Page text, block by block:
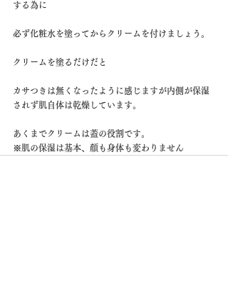
する為に
必ず化粧水を塗ってからクリームを付けましょう。
クリームを塗るだけだと
カサつきは無くなったように感じますが内側が保湿
されず肌自体は乾燥しています。
あくまでクリームは蓋の役割です。
※肌の保湿は基本、顔も身体も変わりません